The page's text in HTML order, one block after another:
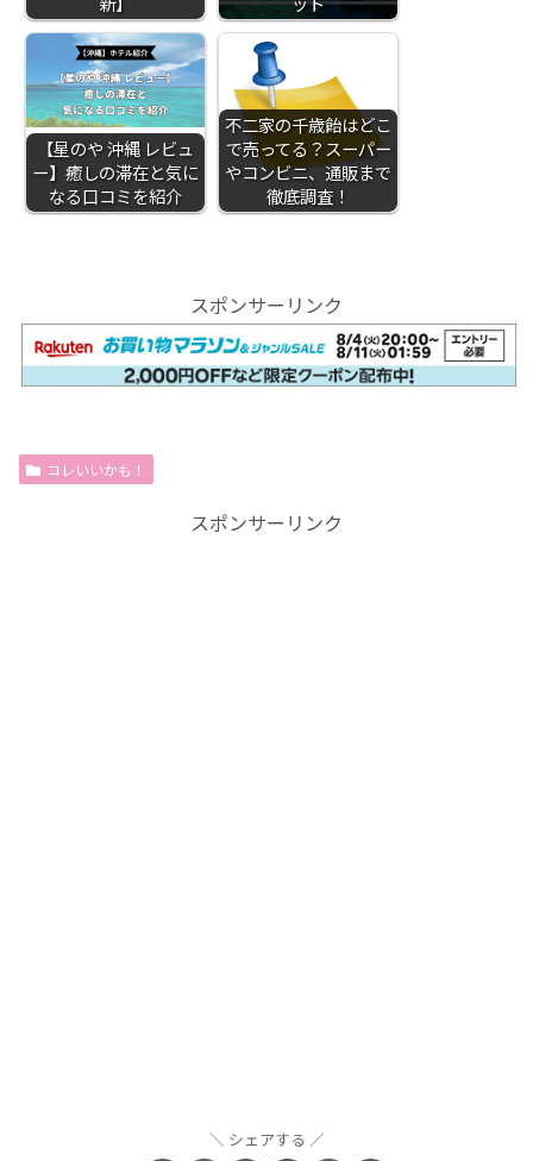
【星のや 沖縄 レビュ
ー】癒しの滞在と気に
なる口コミを紹介
不二家の千歳飴はどこ
で売ってる？スーパー
やコンビニ、通販まで
徹底調査！
スポンサーリンク
コレいいかも！
スポンサーリンク
シェアする